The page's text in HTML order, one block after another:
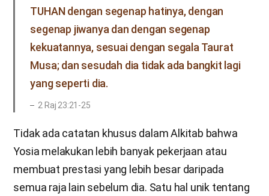
TUHAN dengan segenap hatinya, dengan
segenap jiwanya dan dengan segenap
kekuatannya, sesuai dengan segala Taurat
Musa; dan sesudah dia tidak ada bangkit lagi
yang seperti dia.
2 Raj 23:21-25
Tidak ada catatan khusus dalam Alkitab bahwa
Yosia melakukan lebih banyak pekerjaan atau
membuat prestasi yang lebih besar daripada
semua raja lain sebelum dia. Satu hal unik tentang